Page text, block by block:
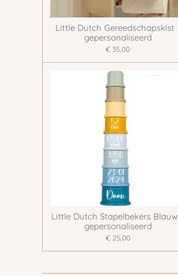
Little Dutch Gereedschapskist
gepersonaliseerd
€ 35,00
Little Dutch Stapelbekers
gepersonaliseerd
€ 25,00